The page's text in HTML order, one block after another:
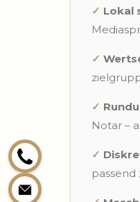
✓ Lokal
✓
✓
Notar –
✓